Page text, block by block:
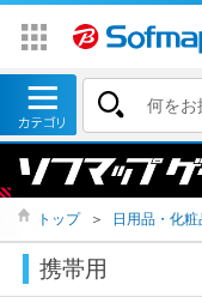
トップ ＞ 日用品・化粧
携帯用